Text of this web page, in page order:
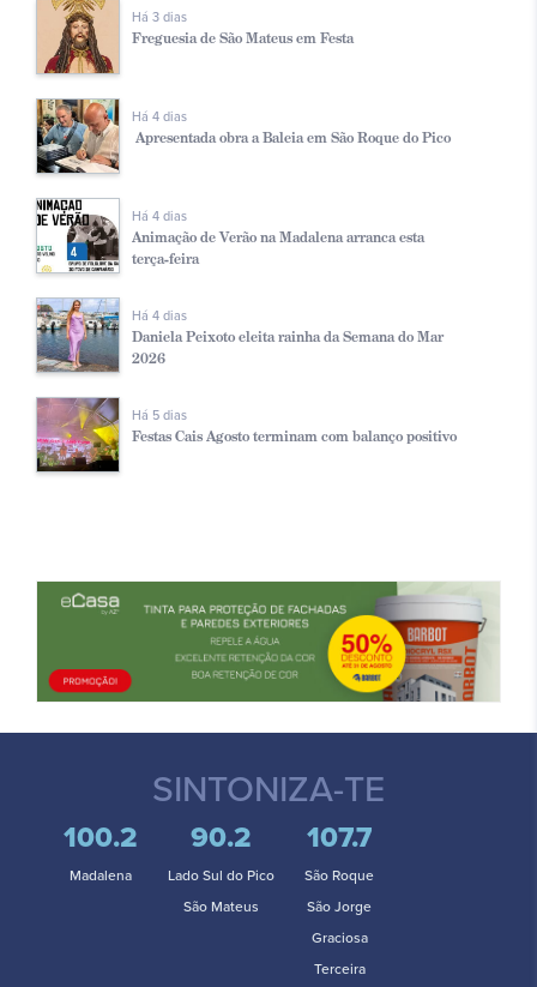
Há 3 dias
Freguesia de São Mateus em Festa
Há 4 dias
Apresentada obra a Baleia em São Roque do Pico
Há 4 dias
Animação de Verão na Madalena arranca esta
terça-feira
Há 4 dias
Daniela Peixoto eleita rainha da Semana do Mar
2026
Há 5 dias
Festas Cais Agosto terminam com balanço positivo
SINTONIZA-TE
100.2
Madalena
90.2
Lado Sul do Pico
São Mateus
107.7
São Roque
São Jorge
Graciosa
Terceira